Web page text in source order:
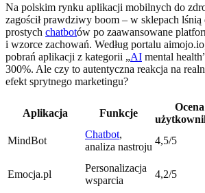
Na polskim rynku aplikacji mobilnych do
zagościł prawdziwy boom – w sklepach
prostych chatbotów po zaawansowane
i wzorce zachowań. Według portalu
pobrań aplikacji z kategorii „AI mental
300%. Ale czy to autentyczna reakcja na
efekt sprytnego marketingu?
Aplikacja Funkcje
Ocena
MindBot
Chatbot,
analiza nastroju
4,5/5
Emocja.pl
Personalizacja
wsparcia
4,2/5